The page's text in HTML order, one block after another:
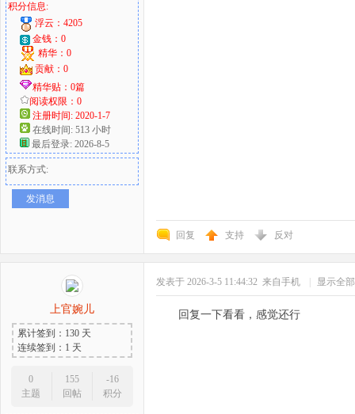
积分信息:
浮云：4205
金钱：0
精华：0
贡献：0
精华贴：0篇
阅读权限：0
注册时间: 2020-1-7
在线时间: 513 小时
最后登录: 2026-8-5
联系方式:
发消息
回复 支持 反对
上官婉儿
累计签到：130 天
连续签到：1 天
0
主题
155
回帖
-16
积分
发表于 2026-3-5 11:44:32 来自手机 显示全
回复一下看看，感觉还行